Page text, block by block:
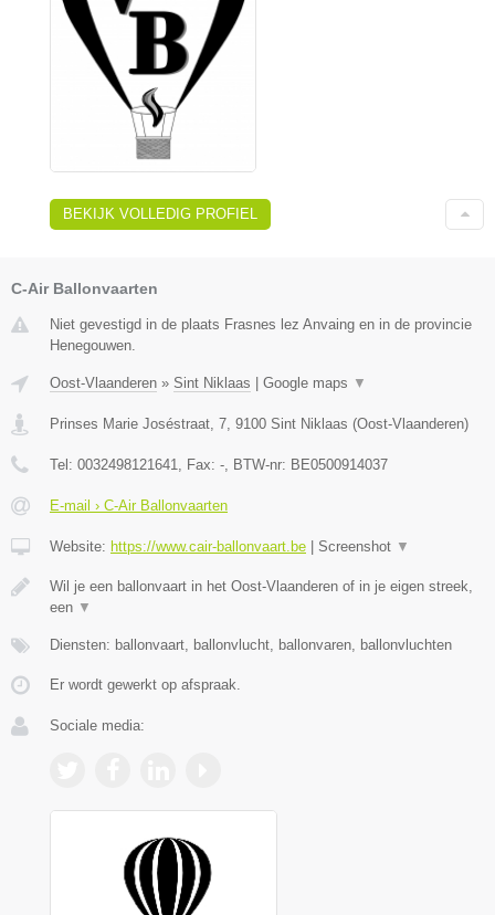
BEKIJK VOLLEDIG PROFIEL
C-Air Ballonvaarten
Niet gevestigd in de plaats Frasnes lez Anvaing en in de provincie
Henegouwen.
Oost-Vlaanderen » Sint Niklaas Google maps ▼
Prinses Marie Joséstraat, 7, 9100 Sint Niklaas (Oost-Vlaanderen)
Tel: 0032498121641, Fax: -, BTW-nr: BE0500914037
E-mail › C-Air Ballonvaarten
Website: https://www.cair-ballonvaart.be Screenshot ▼
Wil je een ballonvaart in het Oost-Vlaanderen of in je eigen streek,
een ▼
Diensten: ballonvaart, ballonvlucht, ballonvaren, ballonvluchten
Er wordt gewerkt op afspraak.
Sociale media: